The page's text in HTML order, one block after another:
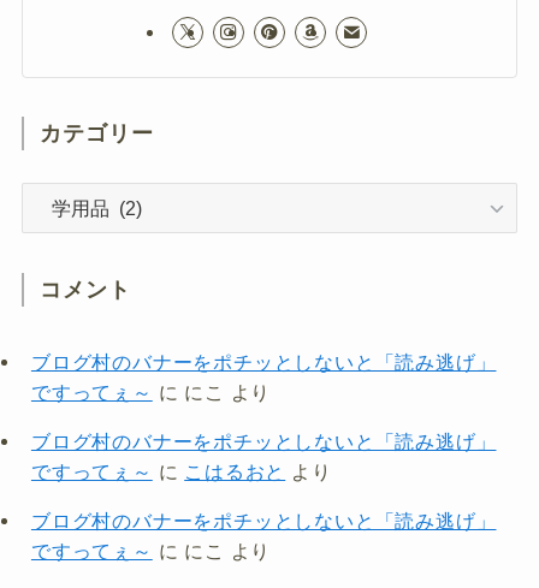
カテゴリー
コメント
ブログ村のバナーをポチッとしないと「読み逃げ」
ですってぇ～ に にこ より
ブログ村のバナーをポチッとしないと「読み逃げ」
ですってぇ～ に こはるおと より
ブログ村のバナーをポチッとしないと「読み逃げ」
ですってぇ～ に にこ より